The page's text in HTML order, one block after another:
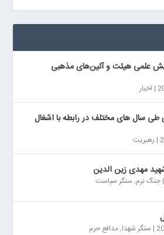
علمی هیئت و آئین‌های مذهبی
| اخبار
طی سال های مختلف در رابطه با اشغال
| رهبریت
|جنگ نرم, سنگر سیاست
| سنگر شهدا,مدافع حرم